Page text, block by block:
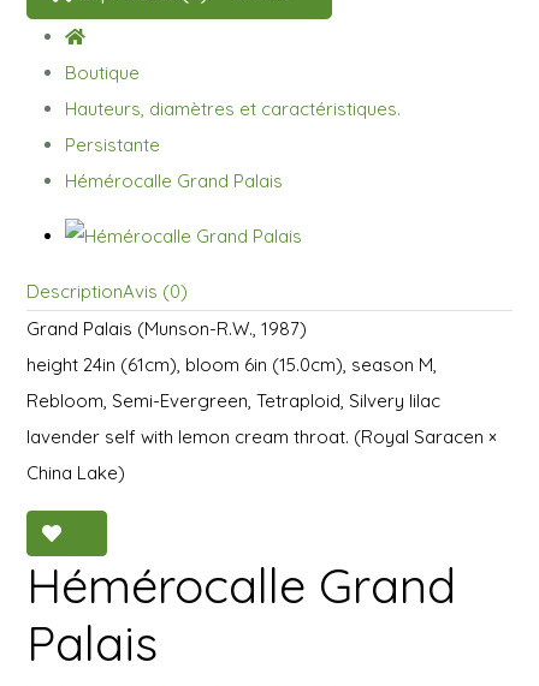
Boutique
Hauteurs, diamètres et caractéristiques.
Persistante
Hémérocalle Grand Palais
DescriptionAvis (0)
Grand Palais (Munson-R.W., 1987)
height 24in (61cm), bloom 6in (15.0cm), season M,
Rebloom, Semi-Evergreen, Tetraploid, Silvery lilac
lavender self with lemon cream throat. (Royal Saracen ×
China Lake)
Hémérocalle Grand
Palais